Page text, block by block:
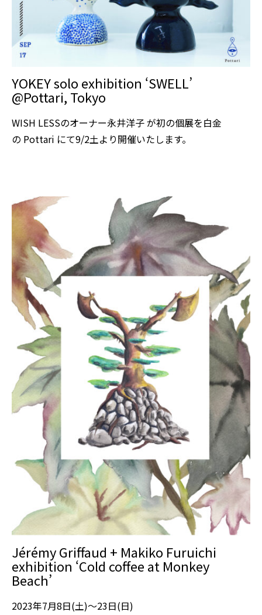
YOKEY solo exhibition ‘SWELL’
@Pottari, Tokyo
WISH LESSのオーナー永井洋子 が初の個展を白金
の Pottari にて9/2土より開催いたします。
Jérémy Griffaud + Makiko Furuichi
exhibition ‘Cold coffee at Monkey
Beach’
2023年7月8日(土)～23日(日)